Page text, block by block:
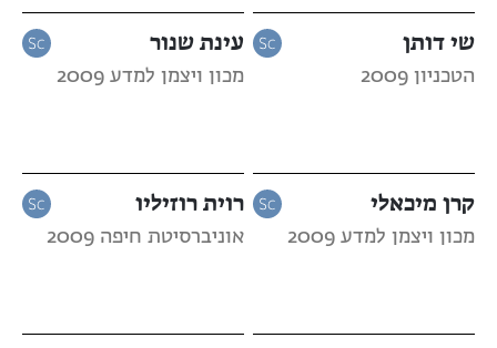
שי דותן
הטכניון 2009
עינת שנור
מכון ויצמן למדע 2009
קרן מיכאלי
מכון ויצמן למדע 2009
רוית רוזיליו
אוניברסיטת חיפה 2009